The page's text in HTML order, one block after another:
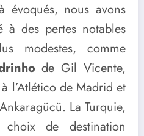
évoqués, nous avons
à des pertes notables
modestes, comme
de Gil Vicente,
l’Atlético de Madrid et
La Turquie,
de destination